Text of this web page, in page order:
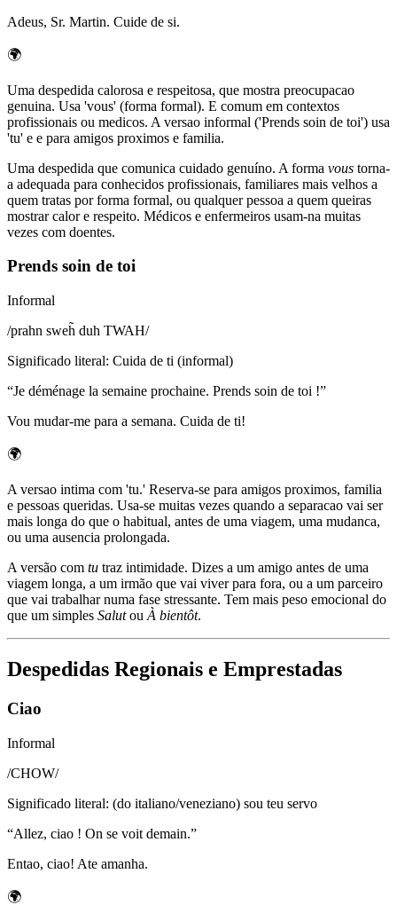
Adeus, Sr. Martin. Cuide de si.
🌍
Uma despedida calorosa e respeitosa, que mostra preocupacao
genuina. Usa 'vous' (forma formal). E comum em contextos
profissionais ou medicos. A versao informal ('Prends soin de toi') usa
'tu' e e para amigos proximos e familia.
Uma despedida que comunica cuidado genuíno. A forma vous torna-
a adequada para conhecidos profissionais, familiares mais velhos a
quem tratas por forma formal, ou qualquer pessoa a quem queiras
mostrar calor e respeito. Médicos e enfermeiros usam-na muitas
vezes com doentes.
Prends soin de toi
Informal
/prahn sweh̃ duh TWAH/
Significado literal: Cuida de ti (informal)
“Je déménage la semaine prochaine. Prends soin de toi !”
Vou mudar-me para a semana. Cuida de ti!
🌍
A versao intima com 'tu.' Reserva-se para amigos proximos, familia
e pessoas queridas. Usa-se muitas vezes quando a separacao vai ser
mais longa do que o habitual, antes de uma viagem, uma mudanca,
ou uma ausencia prolongada.
A versão com tu traz intimidade. Dizes a um amigo antes de uma
viagem longa, a um irmão que vai viver para fora, ou a um parceiro
que vai trabalhar numa fase stressante. Tem mais peso emocional do
que um simples Salutou À bientôt.
Despedidas Regionais e Emprestadas
Ciao
Informal
/CHOW/
Significado literal: (do italiano/veneziano) sou teu servo
“Allez, ciao ! On se voit demain.”
Entao, ciao! Ate amanha.
🌍